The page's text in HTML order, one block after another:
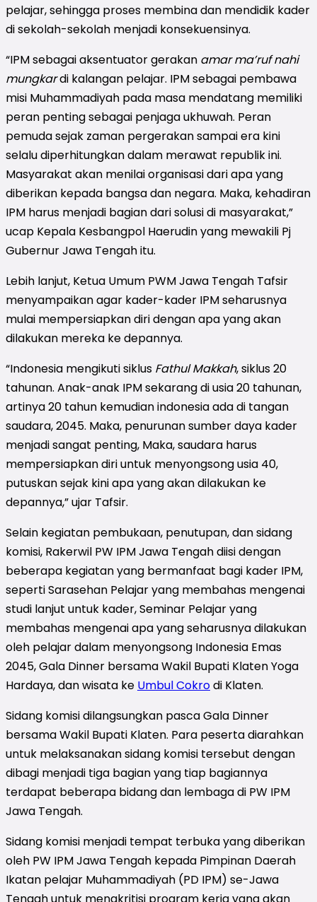
pelajar, sehingga proses membina dan mendidik kader
di sekolah-sekolah menjadi konsekuensinya.
“IPM sebagai aksentuator gerakan amar ma’ruf nahi
mungkardi kalangan pelajar. IPM sebagai pembawa
misi Muhammadiyah pada masa mendatang memiliki
peran penting sebagai penjaga ukhuwah. Peran
pemuda sejak zaman pergerakan sampai era kini
selalu diperhitungkan dalam merawat republik ini.
Masyarakat akan menilai organisasi dari apa yang
diberikan kepada bangsa dan negara. Maka, kehadiran
IPM harus menjadi bagian dari solusi di masyarakat,”
ucap Kepala Kesbangpol Haerudin yang mewakili Pj
Gubernur Jawa Tengah itu.
Lebih lanjut, Ketua Umum PWM Jawa Tengah Tafsir
menyampaikan agar kader-kader IPM seharusnya
mulai mempersiapkan diri dengan apa yang akan
dilakukan mereka ke depannya.
“Indonesia mengikuti siklus Fathul Makkah, siklus 20
tahunan. Anak-anak IPM sekarang di usia 20 tahunan,
artinya 20 tahun kemudian indonesia ada di tangan
saudara, 2045. Maka, penurunan sumber daya kader
menjadi sangat penting, Maka, saudara harus
mempersiapkan diri untuk menyongsong usia 40,
putuskan sejak kini apa yang akan dilakukan ke
depannya,” ujar Tafsir.
Selain kegiatan pembukaan, penutupan, dan sidang
komisi, Rakerwil PW IPM Jawa Tengah diisi dengan
beberapa kegiatan yang bermanfaat bagi kader IPM,
seperti Sarasehan Pelajar yang membahas mengenai
studi lanjut untuk kader, Seminar Pelajar yang
membahas mengenai apa yang seharusnya dilakukan
oleh pelajar dalam menyongsong Indonesia Emas
2045, Gala Dinner bersama Wakil Bupati Klaten Yoga
Hardaya, dan wisata ke Umbul Cokrodi Klaten.
Sidang komisi dilangsungkan pasca Gala Dinner
bersama Wakil Bupati Klaten. Para peserta diarahkan
untuk melaksanakan sidang komisi tersebut dengan
dibagi menjadi tiga bagian yang tiap bagiannya
terdapat beberapa bidang dan lembaga di PW IPM
Jawa Tengah.
Sidang komisi menjadi tempat terbuka yang diberikan
oleh PW IPM Jawa Tengah kepada Pimpinan Daerah
Ikatan pelajar Muhammadiyah (PD IPM) se-Jawa
Tengah untuk mengkritisi program kerja yang akan